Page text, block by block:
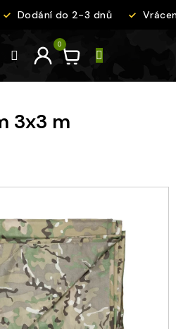
Dodání do 2-3 dnů
3x3 m